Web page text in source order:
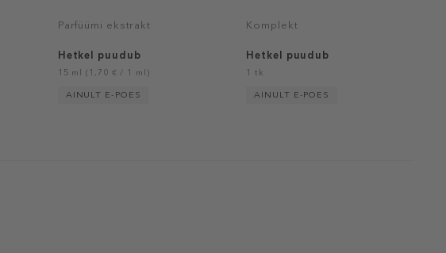
Parfüümi ekstrakt
Hetkel puudub
15 ml (1,70 € / 1 ml)
AINULT E-POES
Komplekt
Hetkel puudub
1 tk
AINULT E-POES